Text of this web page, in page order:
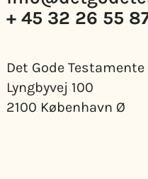
+ 45 32 26 55
Det Gode Testamente
Lyngbyvej 100
2100 København Ø